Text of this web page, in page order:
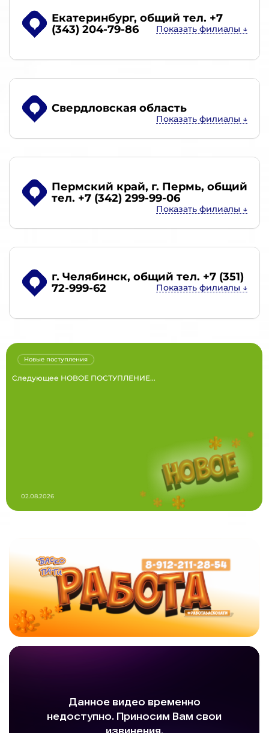
Екатеринбург, общий тел. +7
(343) 204-79-86
Свердловская область
Пермский край, г. Пермь, общий
тел. +7 (342) 299-99-06
г. Челябинск, общий тел. +7 (351)
72-999-62
Следующее НОВОЕ ПОСТУПЛЕНИЕ...
Новые поступления
02.08.2026